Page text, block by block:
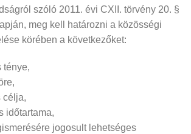
szóló 2011. évi CXII. törvény 20. §
meg kell határozni a közösségi
körében a következőket:
ténye,
célja,
időtartama,
jogosult lehetséges